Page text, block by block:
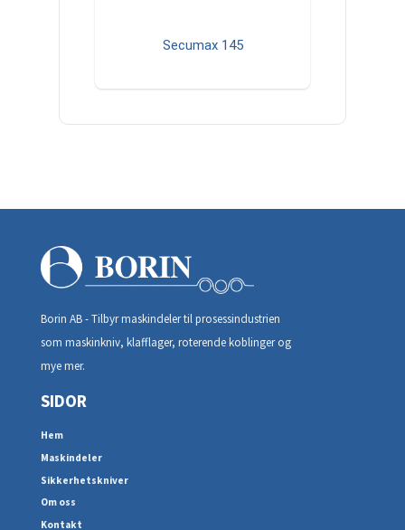
Secumax 145
Borin AB - Tilbyr maskindeler til prosessindustrien
som maskinkniv, klafflager, roterende koblinger og
mye mer.
SIDOR
Hem
Maskindeler
Sikkerhetskniver
Om oss
Kontakt